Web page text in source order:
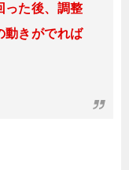
った後、調整
動きがでれば